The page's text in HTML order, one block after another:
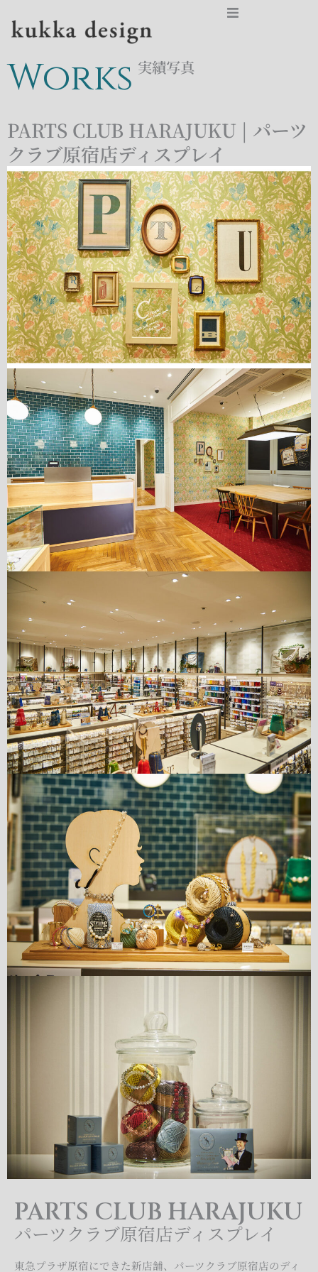
SERVICES
WORKS
ABOUT
CONTACT
Works 実績写真
PARTS CLUB HARAJUKU | パーツ
クラブ原宿店ディスプレイ
PARTS CLUB HARAJUKU
パーツクラブ原宿店ディスプレイ
東急プラザ原宿にできた新店舗、パーツクラブ原宿店のディ